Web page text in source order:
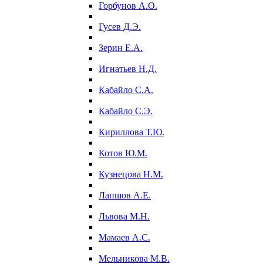
Горбунов А.О.
Гусев Д.Э.
Зерин Е.А.
Игнатьев Н.Д.
Кабайло С.А.
Кабайло С.Э.
Кириллова Т.Ю.
Котов Ю.М.
Кузнецова Н.М.
Лапшов А.Е.
Львова М.Н.
Мамаев А.С.
Мельникова М.В.